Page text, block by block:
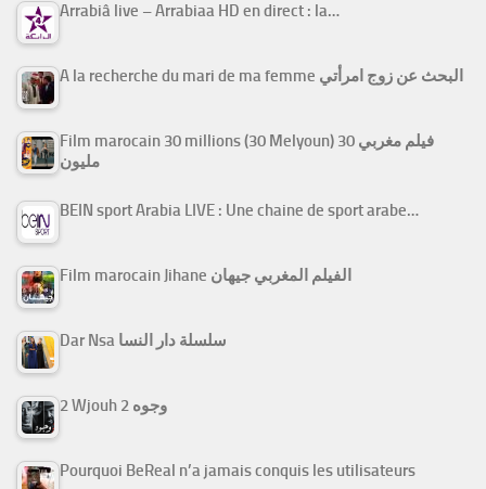
Arrabiâ live – Arrabiaa HD en direct : la…
A la recherche du mari de ma femme البحث عن زوج امرأتي
Film marocain 30 millions (30 Melyoun) فيلم مغربي 30
مليون
BEIN sport Arabia LIVE : Une chaine de sport arabe…
Film marocain Jihane الفيلم المغربي جيهان
Dar Nsa سلسلة دار النسا
2 Wjouh 2 وجوه
Pourquoi BeReal n’a jamais conquis les utilisateurs